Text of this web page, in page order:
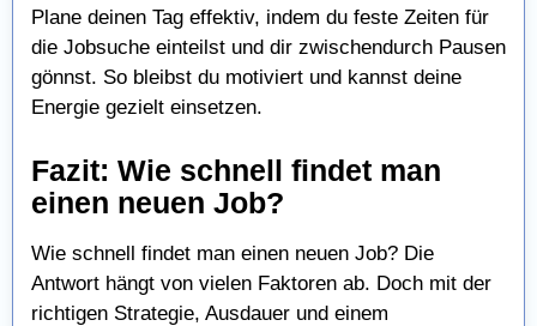
Plane deinen Tag effektiv, indem du feste Zeiten für
die Jobsuche einteilst und dir zwischendurch Pausen
gönnst. So bleibst du motiviert und kannst deine
Energie gezielt einsetzen.
Fazit: Wie schnell findet man
einen neuen Job?
Wie schnell findet man einen neuen Job? Die
Antwort hängt von vielen Faktoren ab. Doch mit der
richtigen Strategie, Ausdauer und einem